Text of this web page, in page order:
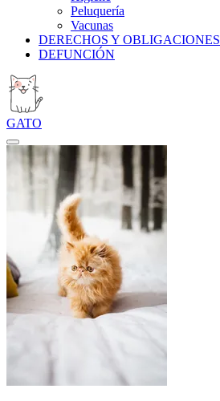
Peluquería
Vacunas
DERECHOS Y OBLIGACIONES
DEFUNCIÓN
GATO